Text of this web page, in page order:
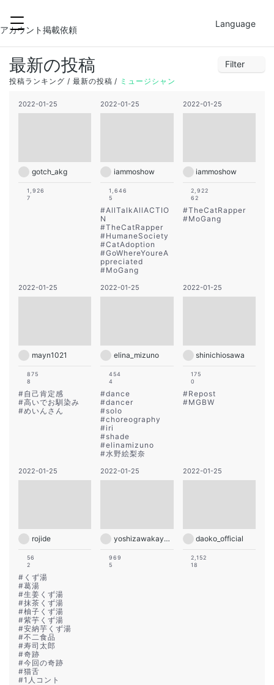
アカウント掲載依頼
Language
最新の投稿
7
8
9 10 11 12 13
14
21
22
23 24 25
29
30 2 3
1
9
10 11 12 13 14
15
30
31 1 3 4 5
Filter
投稿ランキング 最新の投稿 ミュージシャン
2022-01-25
gotch_akg
1,926
7
2022-01-25
iammoshow
1,646
5
#AllTalkAllACTIO
N
#TheCatRapper
#HumaneSociety
#CatAdoption
#GoWhereYoureA
ppreciated
#MoGang
2022-01-25
iammoshow
2,922
62
#TheCatRapper
#MoGang
2022-01-25
mayn1021
875
8
#自己肯定感
#高いでお馴染み
#めいんさん
2022-01-25
elina_mizuno
454
4
#dance
#dancer
#solo
#choreography
#iri
#shade
#elinamizuno
#水野絵梨奈
2022-01-25
shinichiosawa
175
0
#Repost
#MGBW
2022-01-25
rojide
56
2
# くず湯
#葛湯
#生姜くず湯
#抹茶くず湯
#柚子くず湯
#紫芋くず湯
#安納芋くず湯
#不二食品
#寿司太郎
#奇跡
#今回の奇跡
#猫舌
#1人コント
2022-01-25
yoshizawakayoko
969
5
2022-01-25
daoko_official
2,152
18